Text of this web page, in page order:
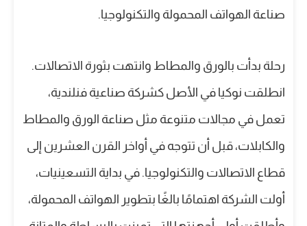
صناعة الهواتف المحمولة والتكنولوجيا.
رحلة بدأت بالورق والمطاط وانتهت بثورة الاتصالات.
انطلقت نوكيا في الأصل كشركة صناعية فنلندية،
تعمل في مجالات متنوعة مثل صناعة الورق والمطاط
والكابلات، قبل أن تتوجه في أواخر القرن العشرين إلى
قطاع الاتصالات والتكنولوجيا. في بداية التسعينيات،
أولت الشركة اهتمامًا بالغًا بتطوير الهواتف المحمولة،